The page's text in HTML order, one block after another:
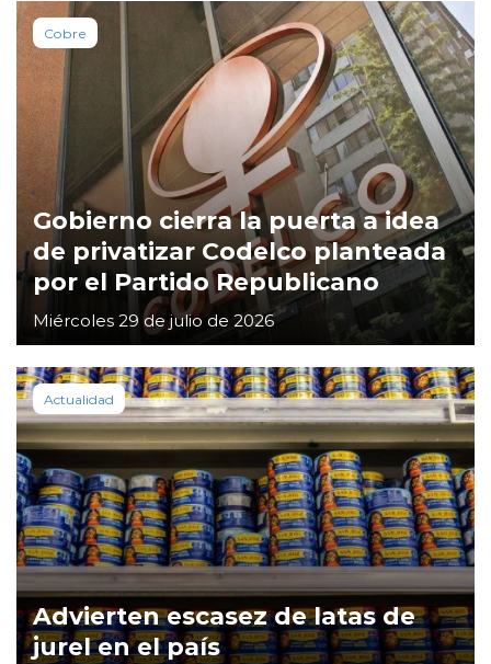
Cobre
Gobierno cierra la puerta a idea
de privatizar Codelco planteada
por el Partido Republicano
Miércoles 29 de julio de 2026
Actualidad
Advierten escasez de latas de
jurel en el país